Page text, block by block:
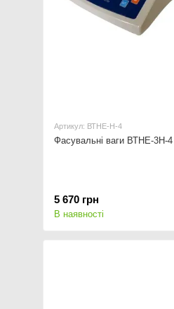
Артикул: ВТНЕ-Н-4
Фасувальні ваги ВТНЕ-3Н-4
5 670 грн
В наявності